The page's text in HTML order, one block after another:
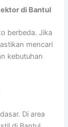
di Bantul
berbeda. Jika
mencari
kebutuhan
Di area